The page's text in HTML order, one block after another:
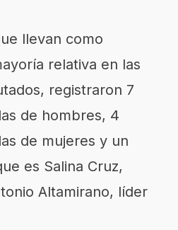
llevan como
relativa en las
registraron 7
de hombres, 4
de mujeres y un
es Salina Cruz,
Altamirano, líder